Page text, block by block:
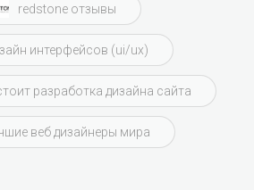
redstone отзывы
интерфейсов (ui/ux)
разработка дизайна сайта
веб дизайнеры мира